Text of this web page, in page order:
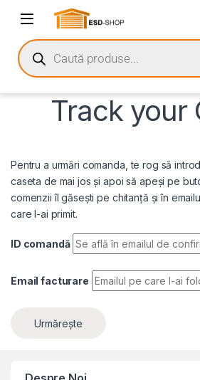
Track your
Pentru a urmări comanda, te rog să
caseta de mai jos și apoi să apeși pe
comenzii îl găsești pe chitanță și în
care l-ai primit.
ID comandă
Email facturare
Urmărește